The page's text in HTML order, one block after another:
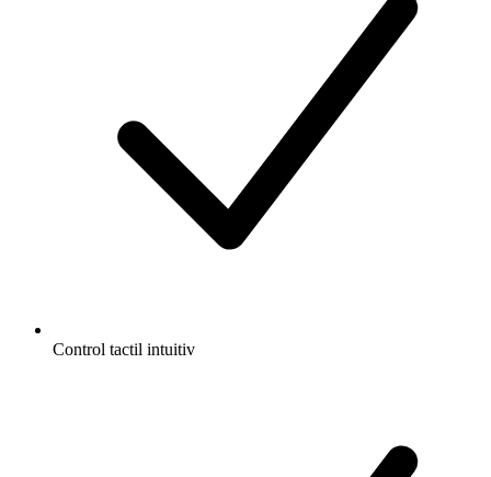
Control tactil intuitiv